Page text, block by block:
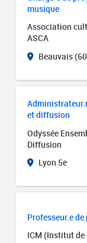
musique
Association
ASCA
Beauvais
et diffusion
Odyssée
Diffusion
Lyon 5e
Professeur.e
ICM (Institut